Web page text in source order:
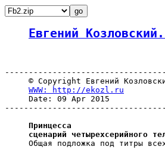
Евгений
© Copyright Евгений
WWW: http://ekozl.ru
     Date: 09 Apr 2015
Принцесса
сценарий четырехсерийного
Общая подложка под титры всех